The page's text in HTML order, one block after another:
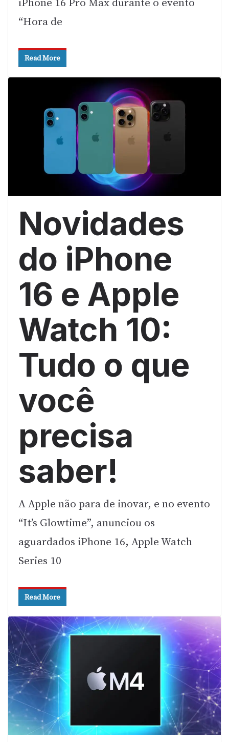
iPhone 16 Pro Max durante o evento
“Hora de
Read More
Novidades
do iPhone
16 e Apple
Watch 10:
Tudo o que
você
precisa
saber!
A Apple não para de inovar, e no evento
“It’s Glowtime”, anunciou os
aguardados iPhone 16, Apple Watch
Series 10
Read More